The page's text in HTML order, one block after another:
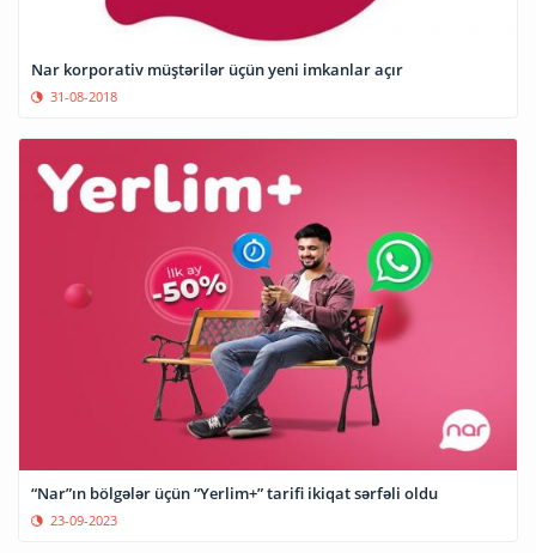
Nar korporativ müştərilər üçün yeni imkanlar açır
31-08-2018
“Nar”ın bölgələr üçün “Yerlim+” tarifi ikiqat sərfəli oldu
23-09-2023